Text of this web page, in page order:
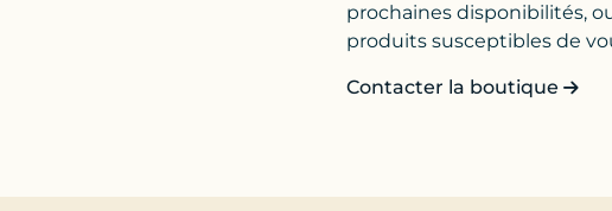
prochaines disponibilités,
produits susceptibles de
Contacter la boutique